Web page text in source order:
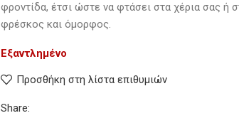
φροντίδα, έτσι ώστε να φτάσει στα χέρια σας ή
φρέσκος και όμορφος.
Εξαντλημένο
Προσθήκη στη λίστα επιθυμιών
Share: